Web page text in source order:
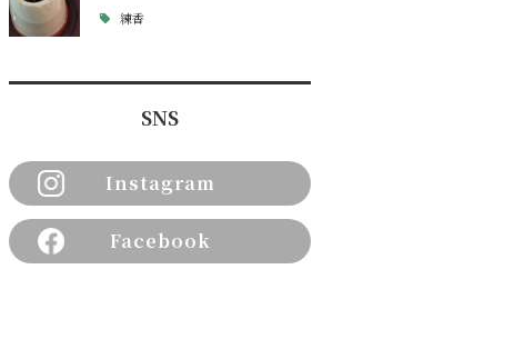
練香
SNS
Instagram
Facebook